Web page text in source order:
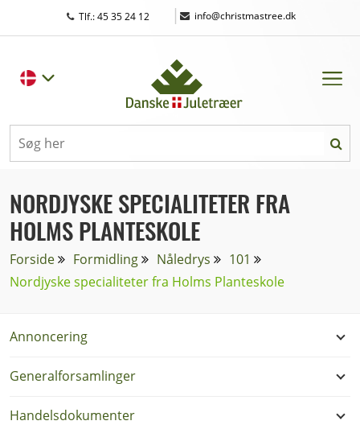
Tlf.: 45 35 24 12 | info@christmastree.dk
NORDJYSKE SPECIALITETER FRA
HOLMS PLANTESKOLE
Forside Formidling Nåledrys
101
Nordjyske specialiteter fra Holms Planteskole
Annoncering
Generalforsamlinger
Handelsdokumenter